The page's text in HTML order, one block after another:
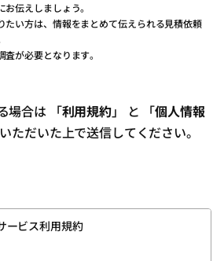
伝えしましょう。
たい方は、情報をまとめて伝えられる見積依頼
が必要となります。
場合は 「利用規約」 と 「個人情報
ただいた上で送信してください。
ービス利用規約